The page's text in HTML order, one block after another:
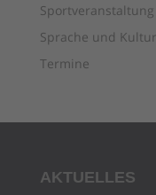
Sportveranstaltung
Sprache und Kultur
Termine
AKTUELLES